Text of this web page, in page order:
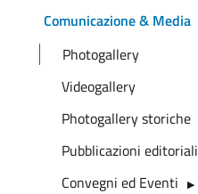
Comunicazione & Media
Photogallery
Videogallery
Photogallery storiche
Pubblicazioni editoriali
Convegni ed Eventi